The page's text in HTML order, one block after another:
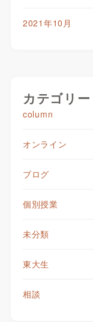
2021年10月
カテゴリー
column
オンライン
ブログ
個別授業
未分類
東大生
相談